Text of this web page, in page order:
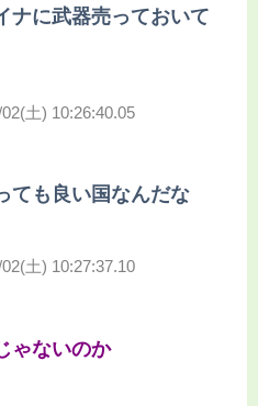
ナに武器売っておいて
土) 10:26:40.05
ても良い国なんだな
土) 10:27:37.10
ゃないのか